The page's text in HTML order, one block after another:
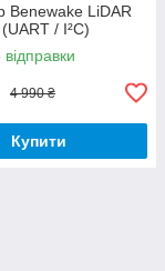
Benewake LiDAR
/ I²C)
4 990 ₴
Купити